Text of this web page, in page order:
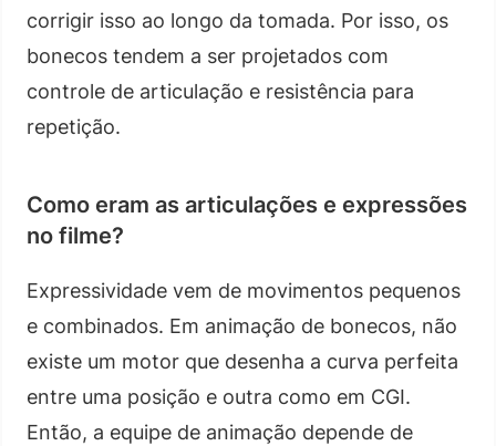
corrigir isso ao longo da tomada. Por isso, os
bonecos tendem a ser projetados com
controle de articulação e resistência para
repetição.
Como eram as articulações e expressões
no filme?
Expressividade vem de movimentos pequenos
e combinados. Em animação de bonecos, não
existe um motor que desenha a curva perfeita
entre uma posição e outra como em CGI.
Então, a equipe de animação depende de